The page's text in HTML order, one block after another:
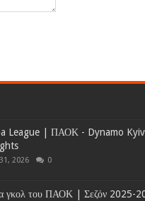
League | ΠΑΟΚ - Dynamo Kyiv
31, 2026 0
γκολ του ΠΑΟΚ | Σεζόν 2025-